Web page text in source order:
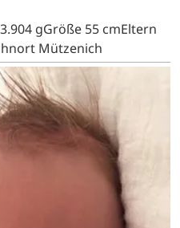
gGröße 55 cmEltern
Mützenich